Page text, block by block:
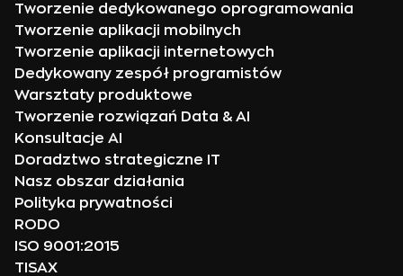
Tworzenie dedykowanego oprogramowania
Tworzenie aplikacji mobilnych
Tworzenie aplikacji internetowych
Dedykowany zespół programistów
Warsztaty produktowe
Tworzenie rozwiązań Data & AI
Konsultacje AI
Doradztwo strategiczne IT
Nasz obszar działania
Polityka prywatności
RODO
ISO 9001:2015
TISAX